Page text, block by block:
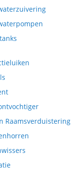
Raamsverduistering